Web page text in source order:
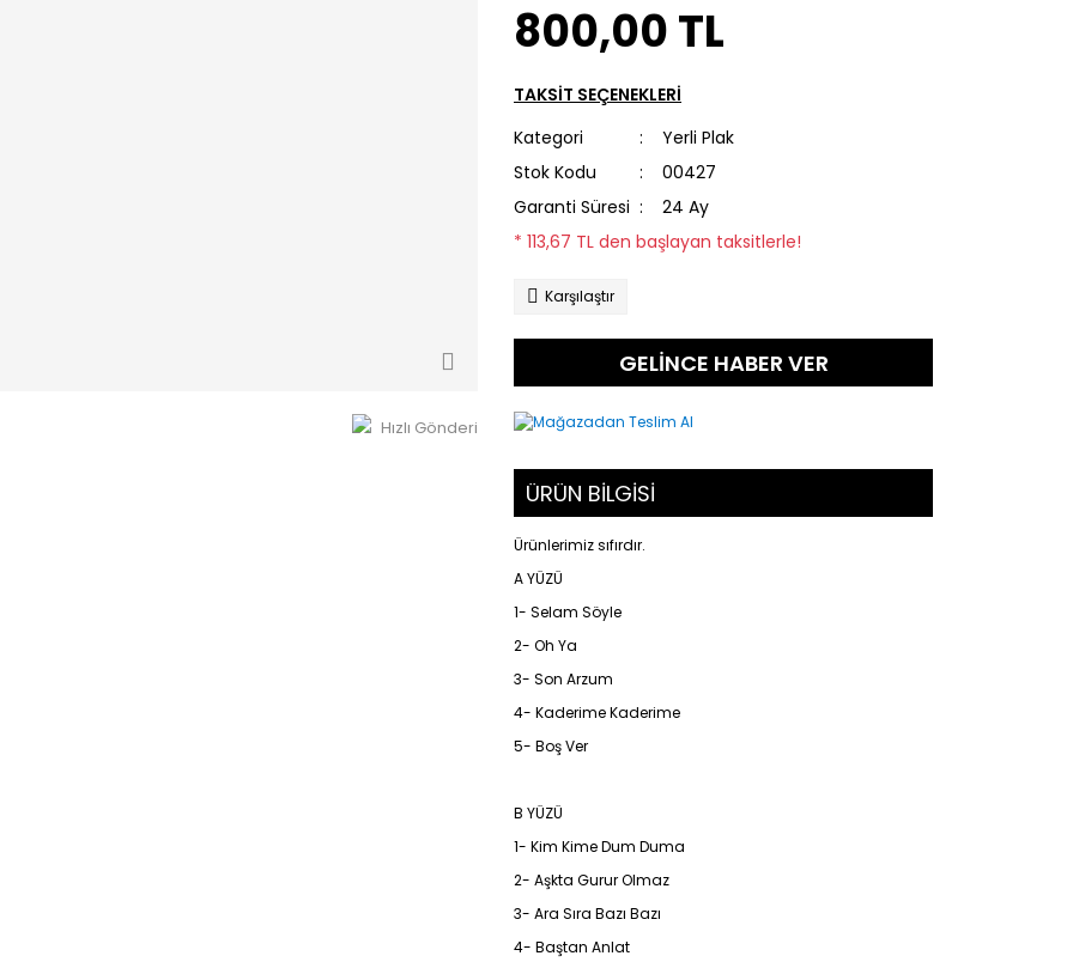
Hızlı Gönderi
800,00 TL
TAKSİT SEÇENEKLERİ
Kategori
Yerli Plak
Stok Kodu
00427
Garanti Süresi
24 Ay
* 113,67 TL den başlayan taksitlerle!
Karşılaştır
GELİNCE HABER VER
ÜRÜN BİLGİSİ
Ürünlerimiz sıfırdır.
A YÜZÜ
1- Selam Söyle
2- Oh Ya
3- Son Arzum
4- Kaderime Kaderime
5- Boş Ver
B YÜZÜ
1- Kim Kime Dum Duma
2- Aşkta Gurur Olmaz
3- Ara Sıra Bazı Bazı
4- Baştan Anlat